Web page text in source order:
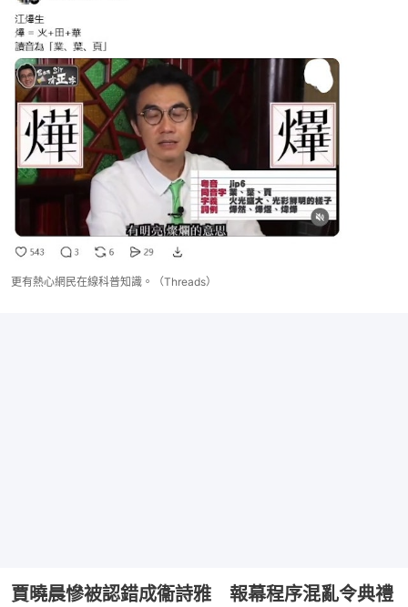
更有熱心網民在線科普知識。（Threads）
賈曉晨慘被認錯成衞詩雅 報幕程序混亂令典禮